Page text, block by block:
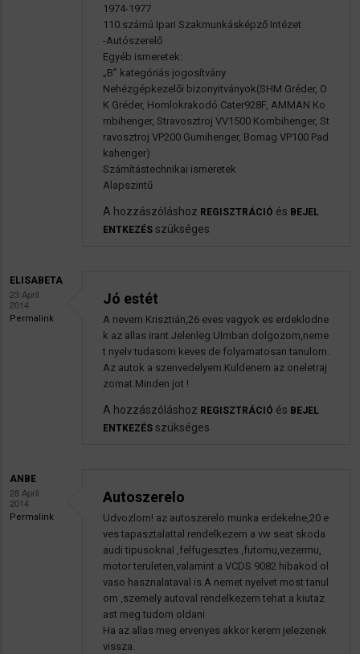
1974-1977
110.számú Ipari Szakmunkásképző Intézet
-Autószerelő
Egyéb ismeretek:
„B” kategóriás jogosítvány
Nehézgépkezelői bizonyitványok(SHM Gréder, O
K Gréder, Homlokrakodó Cater928F, AMMAN Ko
mbihenger, Stravosztroj VV1500 Kombihenger, St
ravosztroj VP200 Gumihenger, Bomag VP100 Pad
kahenger)
Számítástechnikai ismeretek
Alapszintű
A hozzászóláshoz REGISZTRÁCIÓ és BEJEL
ENTKEZÉS szükséges
ELISABETA
23 April
2014
Permalink
Jó estét
A nevem Krisztián,26 eves vagyok es erdeklodne
k az allas irant.Jelenleg Ulmban dolgozom,neme
t nyelv tudasom keves de folyamatosan tanulom.
Az autok a szenvedelyem.Kuldenem az oneletraj
zomat.Minden jot !
A hozzászóláshoz REGISZTRÁCIÓ és BEJEL
ENTKEZÉS szükséges
ANBE
28 April
2014
Permalink
Autoszerelo
Udvozlom! az autoszerelo munka erdekelne,20 e
ves tapasztalattal rendelkezem a vw seat skoda
audi tipusoknal ,felfugesztes ,futomu,vezermu,
motor teruleten,valamint a VCDS 9082 hibakod ol
vaso hasznalataval is.A nemet nyelvet most tanul
om ,szemely autoval rendelkezem tehat a kiutaz
ast meg tudom oldani
Ha az allas meg ervenyes akkor kerem jelezenek
vissza.